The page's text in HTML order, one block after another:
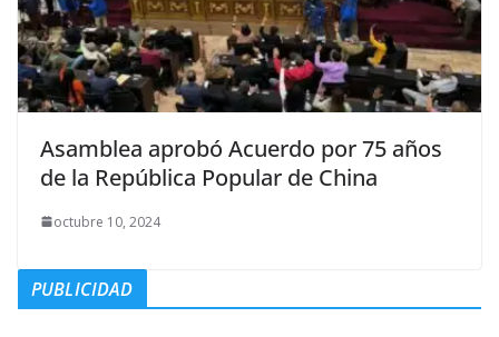
Asamblea aprobó Acuerdo por 75 años
de la República Popular de China
octubre 10, 2024
PUBLICIDAD